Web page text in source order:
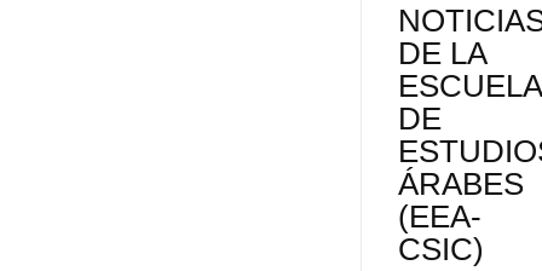
DE LA
ESCUELA
DE
ÁRABES
(EEA-
CSIC)